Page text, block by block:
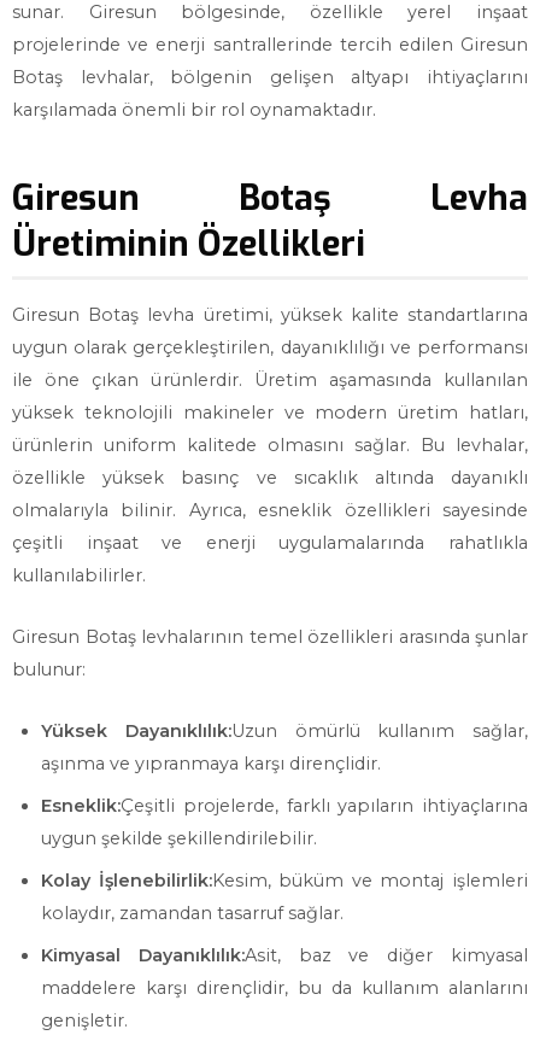
sunar. Giresun bölgesinde, özellikle yerel inşaat
projelerinde ve enerji santrallerinde tercih edilen Giresun
Botaş levhalar, bölgenin gelişen altyapı ihtiyaçlarını
karşılamada önemli bir rol oynamaktadır.
Giresun Botaş Levha
Üretiminin Özellikleri
Giresun Botaş levha üretimi, yüksek kalite standartlarına
uygun olarak gerçekleştirilen, dayanıklılığı ve performansı
ile öne çıkan ürünlerdir. Üretim aşamasında kullanılan
yüksek teknolojili makineler ve modern üretim hatları,
ürünlerin uniform kalitede olmasını sağlar. Bu levhalar,
özellikle yüksek basınç ve sıcaklık altında dayanıklı
olmalarıyla bilinir. Ayrıca, esneklik özellikleri sayesinde
çeşitli inşaat ve enerji uygulamalarında rahatlıkla
kullanılabilirler.
Giresun Botaş levhalarının temel özellikleri arasında şunlar
bulunur:
Yüksek Dayanıklılık:Uzun ömürlü kullanım sağlar,
aşınma ve yıpranmaya karşı dirençlidir.
Esneklik:Çeşitli projelerde, farklı yapıların ihtiyaçlarına
uygun şekilde şekillendirilebilir.
Kolay İşlenebilirlik:Kesim, büküm ve montaj işlemleri
kolaydır, zamandan tasarruf sağlar.
Kimyasal Dayanıklılık:Asit, baz ve diğer kimyasal
maddelere karşı dirençlidir, bu da kullanım alanlarını
genişletir.